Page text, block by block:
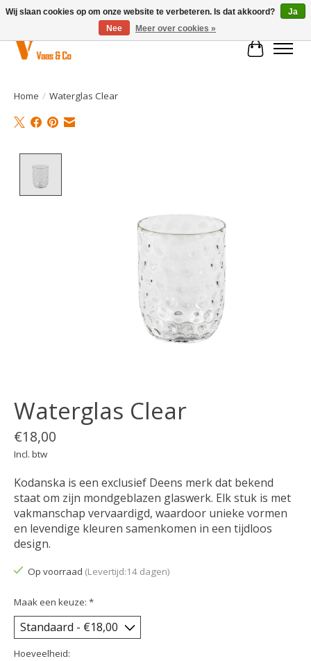
Home / Waterglas Clear
Waterglas Clear
€18,00
Incl. btw
Kodanska is een exclusief Deens merk dat bekend
staat om zijn mondgeblazen glaswerk. Elk stuk is met
vakmanschap vervaardigd, waardoor unieke vormen
en levendige kleuren samenkomen in een tijdloos
design.
Op voorraad (Levertijd:14 dagen)
Maak een keuze: *
Hoeveelheid:
Wij slaan cookies op om onze website te verbeteren. Is dat akkoord?
Ja
Nee
Meer over cookies »